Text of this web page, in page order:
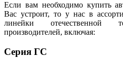
Если вам необходимо купить
Вас устроит, то у нас в
линейки отечественной
производителей, включая:
Серия ГС